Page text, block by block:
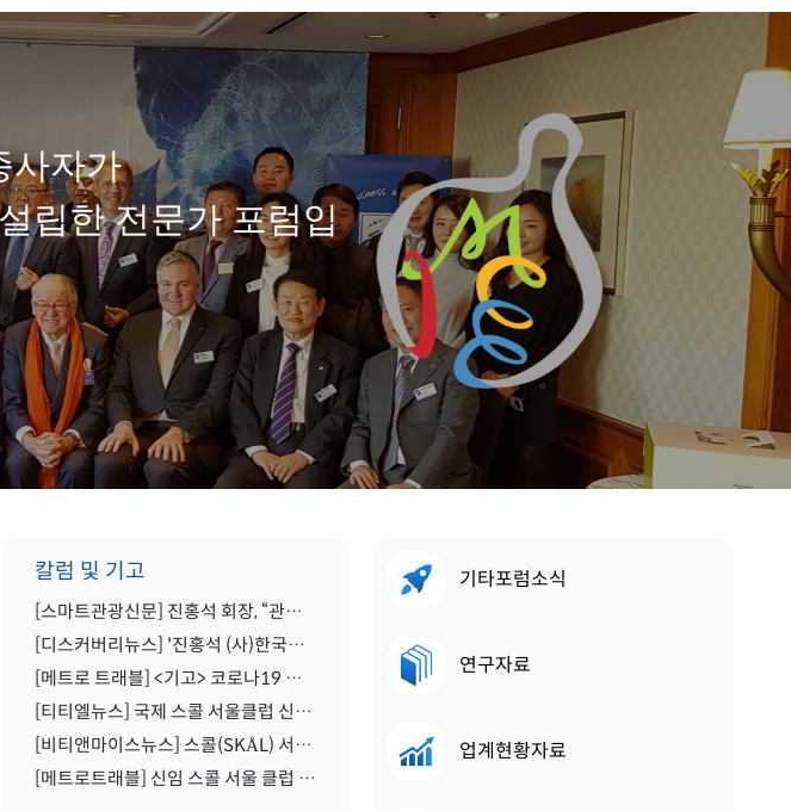
사자가
립한 전문가 포럼입
칼럼 및 기고
[스마트관광신문] 진홍석 회장, “관광·MICE산업을 바라보는 가치의 전환을 위해 노력이 필요한 시기” | 2021.04.29
[디스커버리뉴스] '진홍석 (사)한국마이스융합리더스포럼 회장',"코로나를 또다른 기회로" | 2020.07.06
[메트로 트래블] <기고> 코로나19 이후 지속가능한 관광마이스산업과 'MICE 5.0' | 2020.06.28
[티티엘뉴스] 국제 스콜 서울클럽 신임 회장에 진홍석 (사)한국마이스융합리더스포럼 회장 | 2019.12.13
[비티앤마이스뉴스] 스콜(SKÅL) 서울 클럽, 2020년 한 해 동안 이끌 새 임원진 구성하다 | 2019.12.13
[메트로트래블] 신임 스콜 서울 클럽 회장에 진홍석 한국마이스융합리더스포럼회장 선출 | 2019.12.22
기타포럼소식
연구자료
업계현황자료